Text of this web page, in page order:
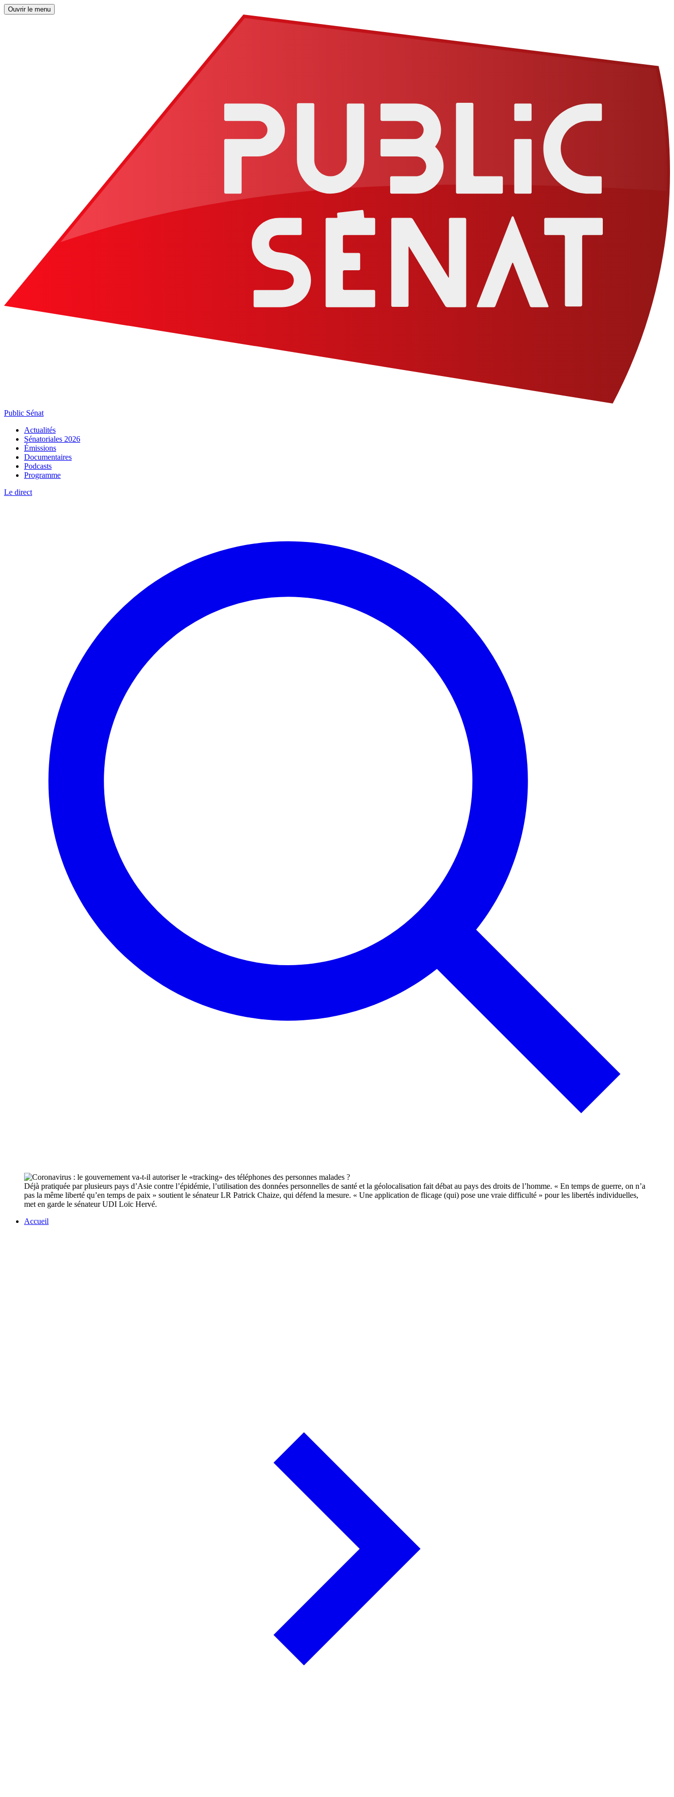
Ouvrir le menu
Public Sénat
Actualités
Sénatoriales 2026
Émissions
Documentaires
Podcasts
Programme
Le direct
Déjà pratiquée par plusieurs pays d’Asie contre l’épidémie, l’utilisation des données personnelles de santé et la géolocalisation fait débat au pays des droits de l’homme. « En temps de guerre, on n’a
pas la même liberté qu’en temps de paix » soutient le sénateur LR Patrick Chaize, qui défend la mesure. « Une application de flicage (qui) pose une vraie difficulté » pour les libertés individuelles,
met en garde le sénateur UDI Loïc Hervé.
Accueil